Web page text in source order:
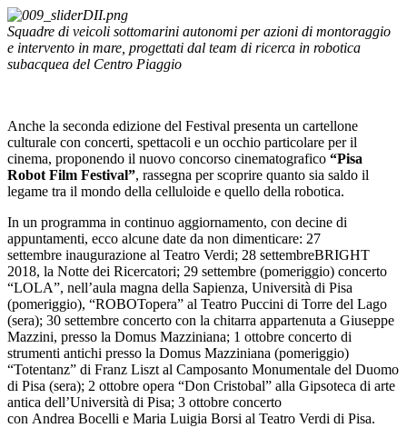
Squadre di veicoli sottomarini autonomi per azioni di montoraggio
e intervento in mare, progettati dal team di ricerca in robotica
subacquea del Centro Piaggio
Anche la seconda edizione del Festival presenta un cartellone
culturale con concerti, spettacoli e un occhio particolare per il
cinema, proponendo il nuovo concorso cinematografico “Pisa
Robot Film Festival”, rassegna per scoprire quanto sia saldo il
legame tra il mondo della celluloide e quello della robotica.
In un programma in continuo aggiornamento, con decine di
appuntamenti, ecco alcune date da non dimenticare: 27
settembre inaugurazione al Teatro Verdi; 28 settembreBRIGHT
2018, la Notte dei Ricercatori; 29 settembre (pomeriggio) concerto
“LOLA”, nell’aula magna della Sapienza, Università di Pisa
(pomeriggio), “ROBOTopera” al Teatro Puccini di Torre del Lago
(sera); 30 settembre concerto con la chitarra appartenuta a Giuseppe
Mazzini, presso la Domus Mazziniana; 1 ottobre concerto di
strumenti antichi presso la Domus Mazziniana (pomeriggio)
“Totentanz” di Franz Liszt al Camposanto Monumentale del Duomo
di Pisa (sera); 2 ottobre opera “Don Cristobal” alla Gipsoteca di arte
antica dell’Università di Pisa; 3 ottobre concerto
con Andrea Bocelli e Maria Luigia Borsi al Teatro Verdi di Pisa.